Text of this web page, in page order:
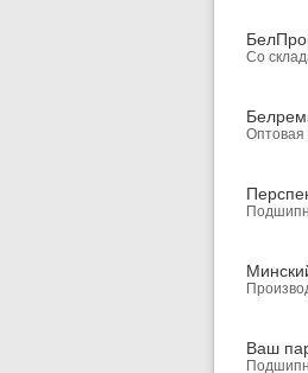
Со
Оптовая
Ваш